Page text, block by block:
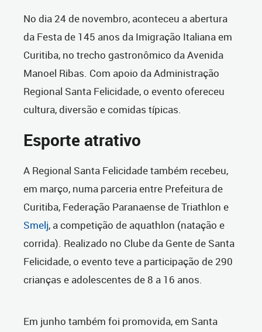
No dia 24 de novembro, aconteceu a abertura
da Festa de 145 anos da Imigração Italiana em
Curitiba, no trecho gastronômico da Avenida
Manoel Ribas. Com apoio da Administração
Regional Santa Felicidade, o evento ofereceu
cultura, diversão e comidas típicas.
Esporte atrativo
A Regional Santa Felicidade também recebeu,
em março, numa parceria entre Prefeitura de
Curitiba, Federação Paranaense de Triathlon e
Smelj, a competição de aquathlon (natação e
corrida). Realizado no Clube da Gente de Santa
Felicidade, o evento teve a participação de 290
crianças e adolescentes de 8 a 16 anos.
Em junho também foi promovida, em Santa